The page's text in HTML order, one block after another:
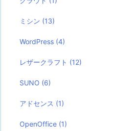
ミシン (13)
WordPress (4)
レザークラフト (12)
SUNO (6)
アドセンス (1)
OpenOffice (1)